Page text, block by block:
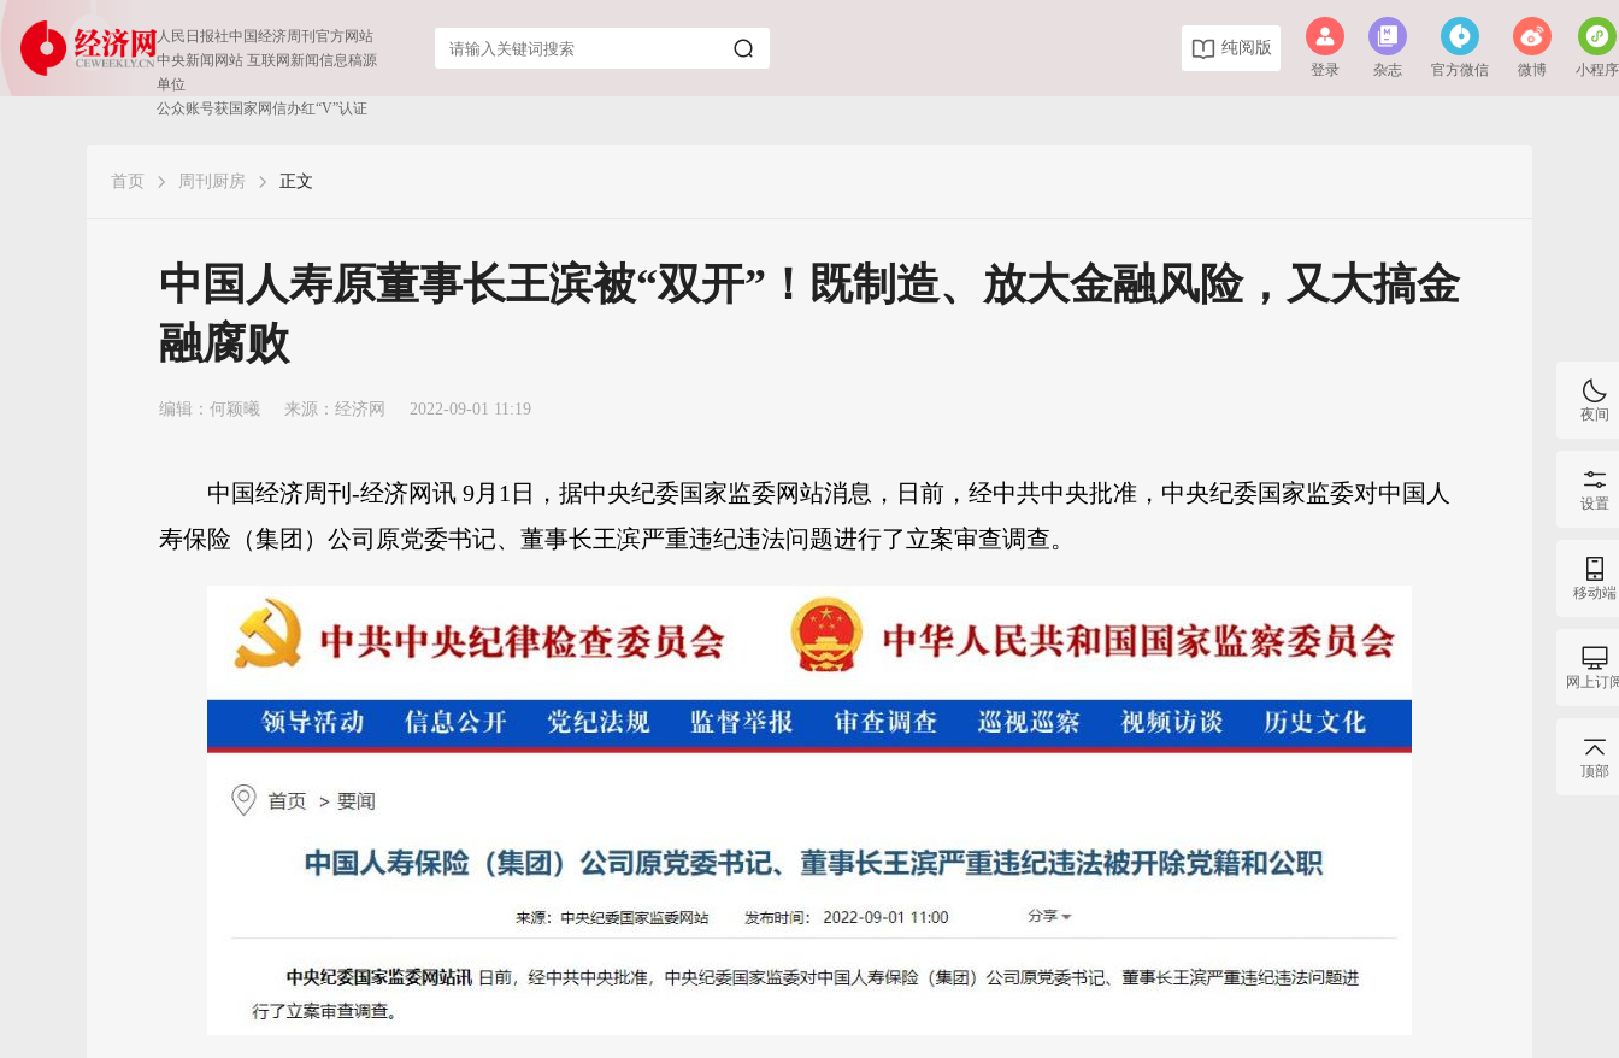
人民日报社中国经济周刊官方网站
中央新闻网站 互联网新闻信息稿源
单位
公众账号获国家网信办红“V”认证
纯阅版
登录 杂志 官方微信 微博 小程序
首页 周刊厨房 正文
中国人寿原董事长王滨被“双开”！既制造、放大金融风险，又大搞金
融腐败
编辑：何颖曦 来源： 经济网 2022-09-01 11:19
中国经济周刊-经济网讯 9月1日，据中央纪委国家监委网站消息，日前，经中共中央批准，中央纪委国家监委对中国人
寿保险（集团）公司原党委书记、董事长王滨严重违纪违法问题进行了立案审查调查。
夜间
设置
移动端
网上订
顶部